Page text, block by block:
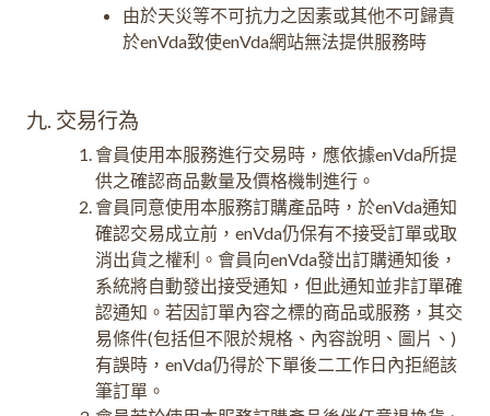
由於天災等不可抗力之因素或其他不可歸責
於enVda致使enVda網站無法提供服務時
九. 交易行為
會員使用本服務進行交易時，應依據enVda所提
供之確認商品數量及價格機制進行。
會員同意使用本服務訂購產品時，於enVda通知
確認交易成立前，enVda仍保有不接受訂單或取
消出貨之權利。會員向enVda發出訂購通知後，
系統將自動發出接受通知，但此通知並非訂單確
認通知。若因訂單內容之標的商品或服務，其交
易條件(包括但不限於規格、內容說明、圖片、)
有誤時，enVda仍得於下單後二工作日內拒絕該
筆訂單。